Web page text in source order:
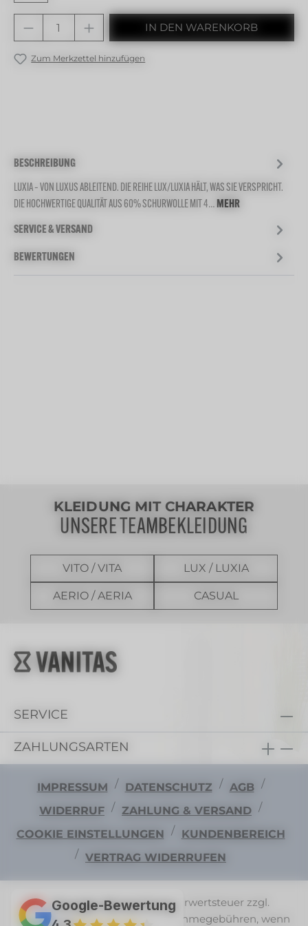
Produkt Anzahl: Gib den
IN DEN WARENKORB
Zum Merkzettel hinzufügen
BESCHREIBUNG
LUXIA – VON LUXUS ABLEITEND. DIE REIHE LUX/LUXIA HÄLT, WAS SIE VERSPRICHT.
DIE HOCHWERTIGE QUALITÄT AUS 60% SCHURWOLLE MIT 4…MEHR
SERVICE & VERSAND
BEWERTUNGEN
KLEIDUNG MIT CHARAKTER
UNSERE TEAMBEKLEIDUNG
VITO / VITA LUX / LUXIA
AERIO / AERIA CASUAL
SERVICE
ZAHLUNGSARTEN
IMPRESSUM / DATENSCHUTZ / AGB /
WIDERRUF / ZAHLUNG & VERSAND /
COOKIE EINSTELLUNGEN /
KUNDENBEREICH
/ VERTRAG WIDERRUFEN
Alle Preise exkl. gesetzl. Mehrwertsteuer zzgl.
Versandkosten
und ggf. Nachnahmegebühren, wenn
Google-Bewertung